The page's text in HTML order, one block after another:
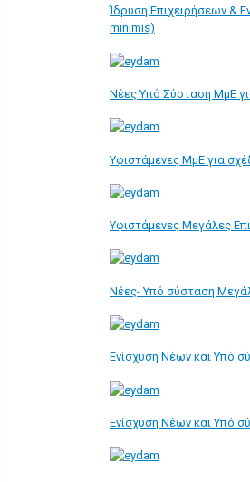
Ίδρυση Επιχειρήσεων &
minimis)
Νέες Υπό Σύσταση ΜμΕ
Υφιστάμενες ΜμΕ για
Υφιστάμενες Μεγάλες
Νέες- Υπό σύσταση
Ενίσχυση Νέων και Υπό
Ενίσχυση Νέων και Υπό